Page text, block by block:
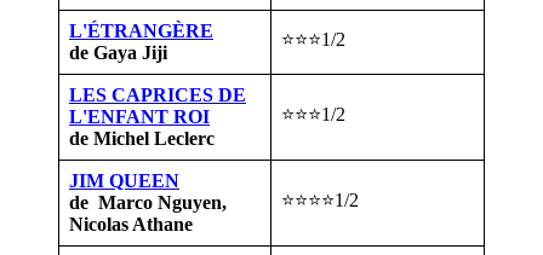
L'ÉTRANGÈRE
de Gaya Jiji
⭐⭐⭐1/2
LES CAPRICES DE
L'ENFANT ROI
de Michel Leclerc
⭐⭐⭐1/2
JIM QUEEN
de Marco Nguyen,
Nicolas Athane
⭐⭐⭐⭐1/2